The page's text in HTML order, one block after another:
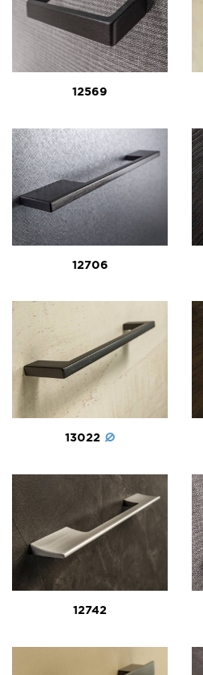
12569
12706
13022
12742